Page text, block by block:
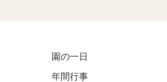
園の一日
年間行事